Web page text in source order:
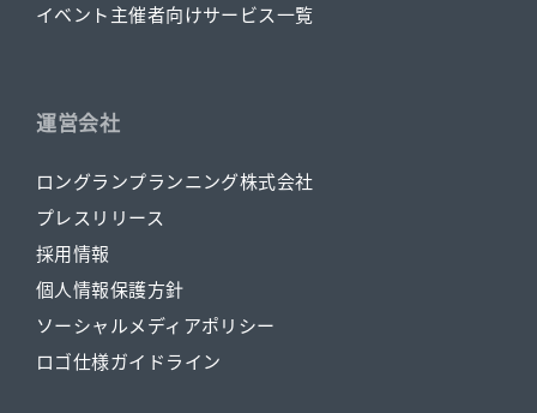
イベント主催者向けサービス一覧
運営会社
ロングランプランニング株式会社
プレスリリース
採用情報
個人情報保護方針
ソーシャルメディアポリシー
ロゴ仕様ガイドライン